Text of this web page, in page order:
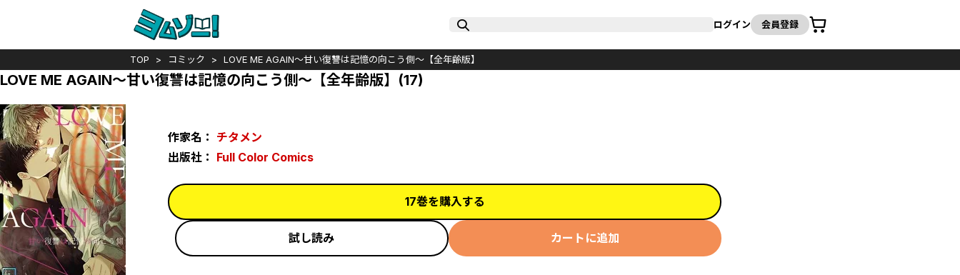
ログイン 会員登録
カート
TOP コミック LOVE ME AGAIN～甘い復讐は記憶の向こう側～【全年齢版】
LOVE ME AGAIN～甘い復讐は記憶の向こう側～【全年齢版】(17)
作家名： チタメン
出版社： Full Color Comics
17巻を購入する
試し読み カートに追加